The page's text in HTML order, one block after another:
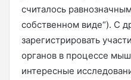
считалось
собственном виде“). С
зарегистрировать
органов в процессе
интересные